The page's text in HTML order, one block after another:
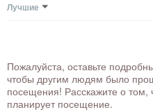
Лучшие
Пожалуйста, оставьте
чтобы другим людям было
посещения! Расскажите о том,
планирует посещение.